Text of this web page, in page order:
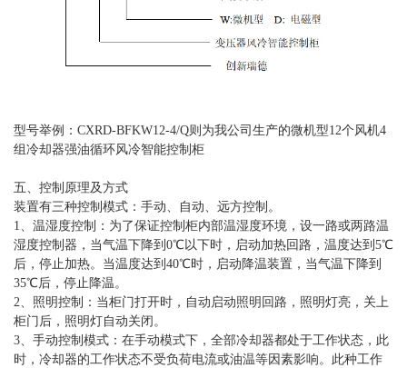
型号举例：CXRD-BFKW12-4/Q则为我公司生产的微机型12个风机4
组冷却器强油循环风冷智能控制柜
五、控制原理及方式
装置有三种控制模式：手动、自动、远方控制。
1、温湿度控制：为了保证控制柜内部温湿度环境，设一路或两路温
湿度控制器，当气温下降到0℃以下时，启动加热回路，温度达到5℃
后，停止加热。当温度达到40℃时，启动降温装置，当气温下降到
35℃后，停止降温。
2、照明控制：当柜门打开时，自动启动照明回路，照明灯亮，关上
柜门后，照明灯自动关闭。
3、手动控制模式：在手动模式下，全部冷却器都处于工作状态，此
时，冷却器的工作状态不受负荷电流或油温等因素影响。此种工作